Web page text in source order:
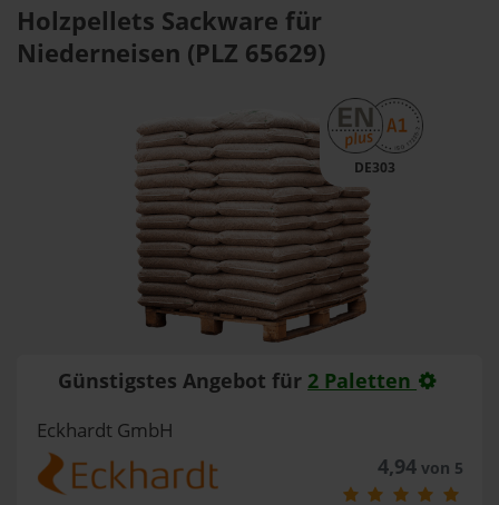
Holzpellets Sackware für
Niederneisen (PLZ 65629)
DE303
Günstigstes Angebot für 2 Paletten
Eckhardt GmbH
4,94von 5